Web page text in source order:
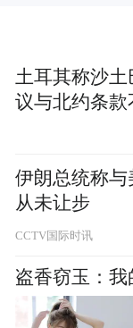
申报单位涵
和平台）、
学校、科技
弘扬科学家
下一步，省
科学家精神
有利条件，
家精神教育
土耳其称沙
议与北约条款
伊朗总统称与
从未让步
CCTV国际时讯
盗香窃玉：